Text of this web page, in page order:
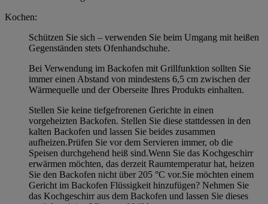
Kochen:
Schützen Sie sich – verwenden Sie beim Umgang mit heißen
Gegenständen stets Ofenhandschuhe.
Bei Verwendung im Backofen mit Grillfunktion sollten Sie
immer einen Abstand von mindestens 6,5 cm zwischen der
Wärmequelle und der Oberseite Ihres Produkts einhalten.
Stellen Sie keine tiefgefrorenen Gerichte in einen
vorgeheizten Backofen. Stellen Sie diese stattdessen in den
kalten Backofen und lassen Sie beides zusammen
aufheizen.Prüfen Sie vor dem Servieren immer, ob die
Speisen durchgehend heiß sind.Wenn Sie das Kochgeschirr
erwärmen möchten, das derzeit Raumtemperatur hat, heizen
Sie den Backofen nicht über 205 °C vor.Sie möchten einem
Gericht im Backofen Flüssigkeit hinzufügen? Nehmen Sie
das Kochgeschirr aus dem Backofen und lassen Sie dieses